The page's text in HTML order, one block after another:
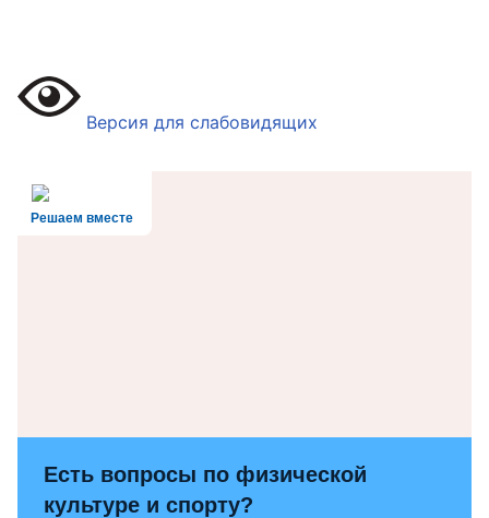
Версия для слабовидящих
Решаем вместе
Есть вопросы по физической
культуре и спорту?